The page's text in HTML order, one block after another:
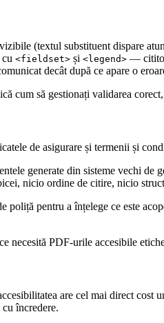
(textul substituent dispare
<fieldset> și <legend> —
decât după ce apare o
cum să gestionați validarea
de asigurare și termenii și
generate din sisteme vechi de
nicio ordine de citire, nicio
poliță pentru a înțelege ce este
necesită PDF-urile accesibile
are cel mai direct
încredere.